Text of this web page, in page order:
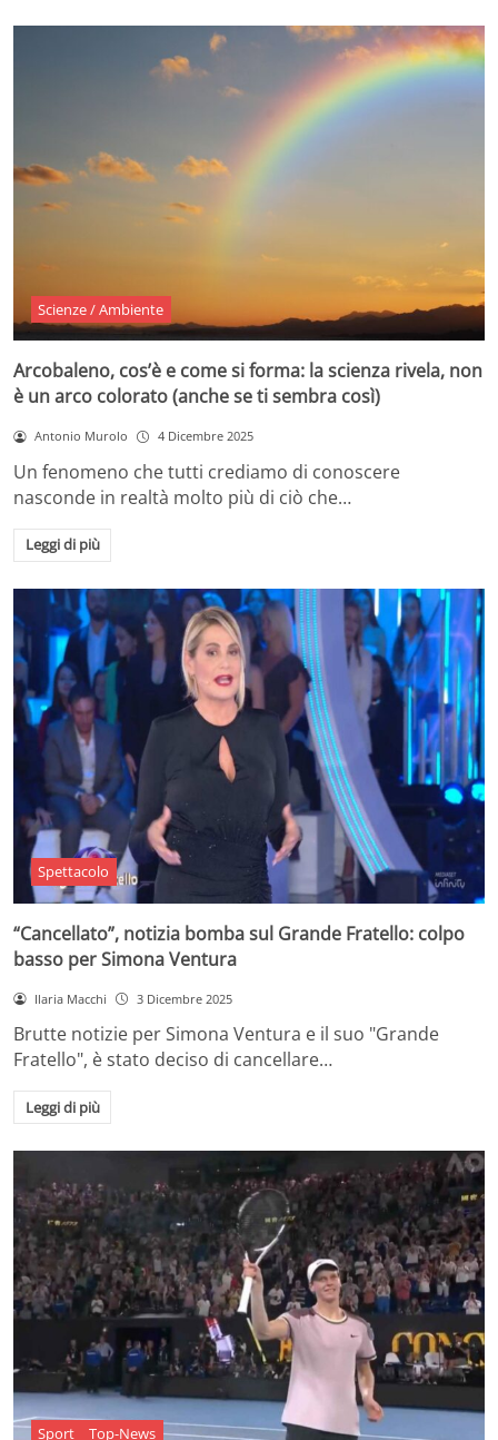
Scienze / Ambiente
Arcobaleno, cos’è e come si forma: la scienza rivela, non
è un arco colorato (anche se ti sembra così)
Antonio Murolo 4 Dicembre 2025
Un fenomeno che tutti crediamo di conoscere
nasconde in realtà molto più di ciò che…
Leggi di più
Spettacolo
“Cancellato”, notizia bomba sul Grande Fratello: colpo
basso per Simona Ventura
Ilaria Macchi 3 Dicembre 2025
Brutte notizie per Simona Ventura e il suo "Grande
Fratello", è stato deciso di cancellare…
Leggi di più
Sport Top-News